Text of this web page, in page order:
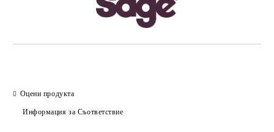
Оцени продукта
Информация за Съответствие